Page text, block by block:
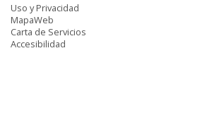
Uso y Privacidad
MapaWeb
Carta de Servicios
Accesibilidad